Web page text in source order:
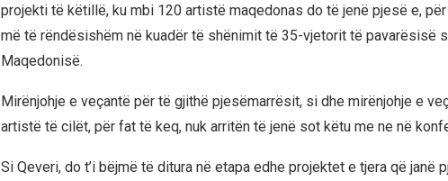
projekti të këtillë, ku mbi 120 artistë maqedonas do të jenë pjesë e,
më të rëndësishëm në kuadër të shënimit të 35-vjetorit të pavarësisë
Maqedonisë.
Mirënjohje e veçantë për të gjithë pjesëmarrësit, si dhe mirënjohje e
artistë të cilët, për fat të keq, nuk arritën të jenë sot këtu me ne në
Si Qeveri, do t’i bëjmë të ditura në etapa edhe projektet e tjera që janë